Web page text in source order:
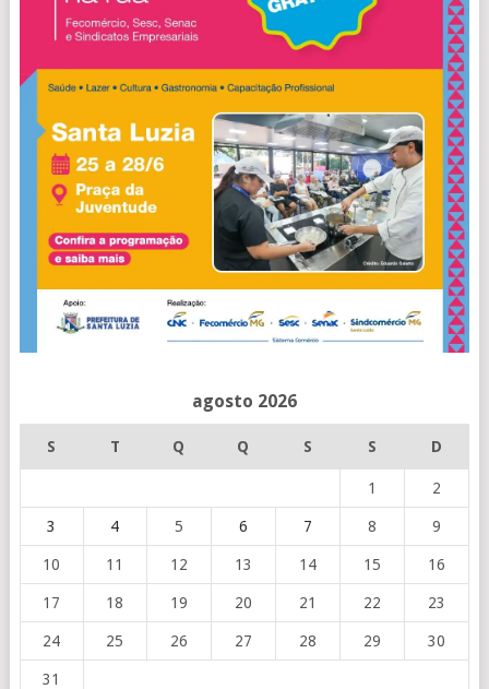
agosto 2026
S T Q Q S S D
1 2
3 4 5 6 7 8 9
10 11 12 13 14 15 16
17 18 19 20 21 22 23
24 25 26 27 28 29 30
31